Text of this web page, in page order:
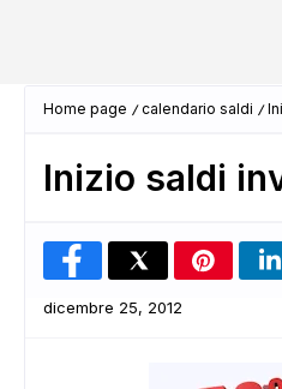
Home page calendario saldi
Inizio saldi
dicembre 25, 2012